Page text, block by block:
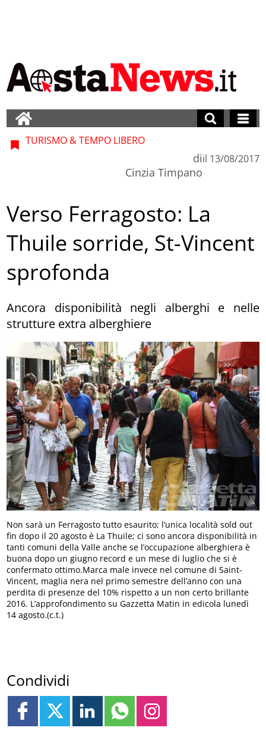
TURISMO & TEMPO LIBERO
di
Cinzia Timpano
il 13/08/2017
Verso Ferragosto: La
Thuile sorride, St-Vincent
sprofonda
Ancora disponibilità negli alberghi e nelle
strutture extra alberghiere
Non sarà un Ferragosto tutto esaurito; l’unica località sold out
fin dopo il 20 agosto è La Thuile; ci sono ancora disponibilità in
tanti comuni della Valle anche se l’occupazione alberghiera è
buona dopo un giugno record e un mese di luglio che si è
confermato ottimo.Marca male invece nel comune di Saint-
Vincent, maglia nera nel primo semestre dell’anno con una
perdita di presenze del 10% rispetto a un non certo brillante
2016. L’approfondimento su Gazzetta Matin in edicola lunedì
14 agosto.(c.t.)
Condividi